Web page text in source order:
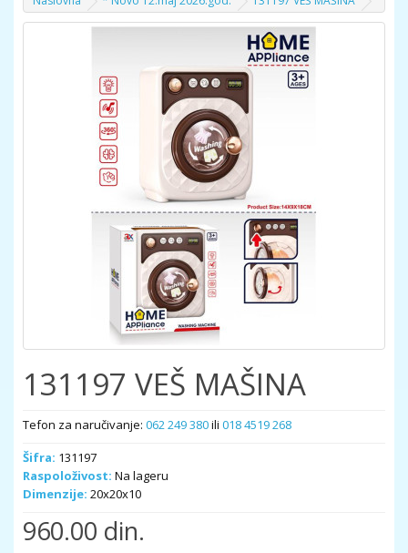
131197 VEŠ MAŠINA
Tefon za naručivanje: 062 249 380ili 018 4519 268
Šifra: 131197
Raspoloživost: Na lageru
Dimenzije: 20x20x10
960.00 din.